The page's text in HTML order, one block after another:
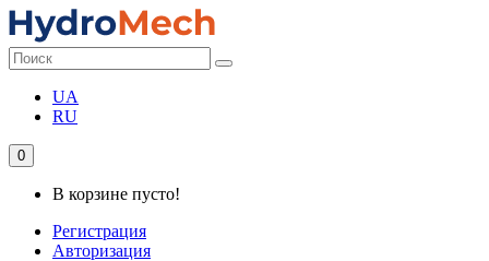
UA
RU
0
В корзине пусто!
Регистрация
Авторизация